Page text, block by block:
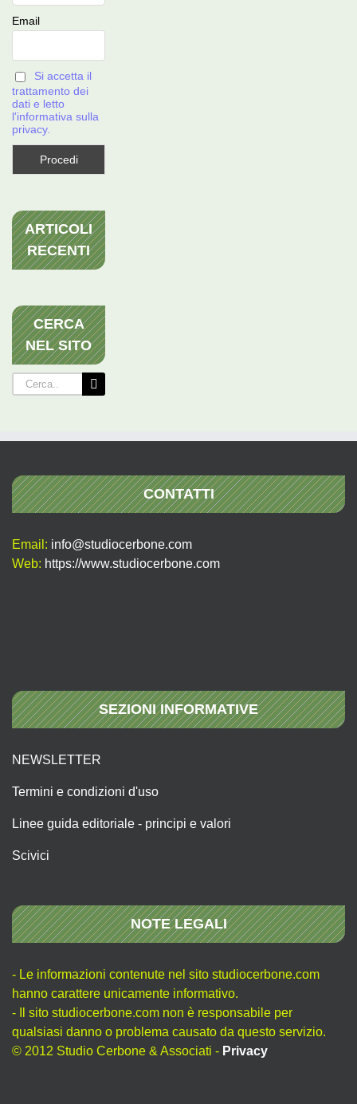
Email
Si accetta il
trattamento dei
dati e letto
l'informativa sulla
privacy.
ARTICOLI
RECENTI
CERCA
NEL SITO
Cerca
per:
CONTATTI
Email: info@studiocerbone.com
Web: https://www.studiocerbone.com
SEZIONI INFORMATIVE
NEWSLETTER
Termini e condizioni d'uso
Linee guida editoriale - principi e valori
Scivici
NOTE LEGALI
- Le informazioni contenute nel sito studiocerbone.com
hanno carattere unicamente informativo.
- Il sito studiocerbone.com non è responsabile per
qualsiasi danno o problema causato da questo servizio.
© 2012 Studio Cerbone & Associati - Privacy